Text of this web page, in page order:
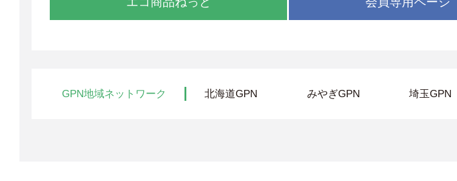
GPN地域ネットワーク 北海道GPN みやぎGPN 埼玉GPN